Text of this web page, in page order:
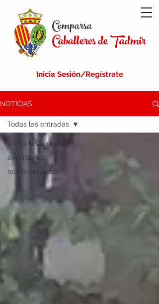
Caballeros de Tadmir
Comparsa
Inicia Sesión/Regístrate
NOTICIAS
Todas las entradas
excursiones
nombramientos
Todas las entradas